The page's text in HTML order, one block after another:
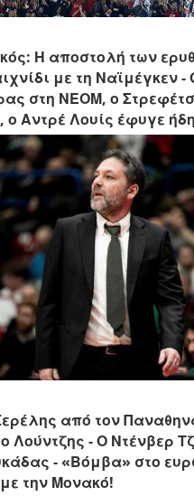
Η αποστολή των
με τη Ναϊμέγκεν
στη ΝΕΟΜ, ο
Αντρέ Λουίς έφυγε
από τον
Λούντζης - Ο Ντένβερ
- «Βόμβα» στο
την Μονακό!